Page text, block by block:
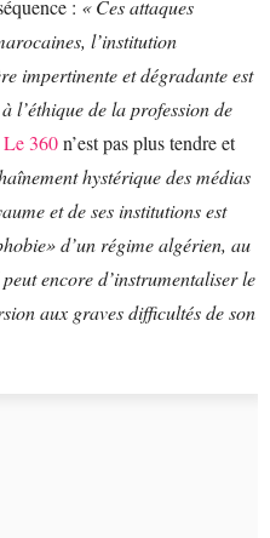
: « Ces attaques
l’institution
impertinente et dégradante est
l’éthique de la profession de
Le 360n’est pas plus tendre et
hystérique des médias
et de ses institutions est
d’un régime algérien, au
encore d’instrumentaliser le
aux graves difficultés de son